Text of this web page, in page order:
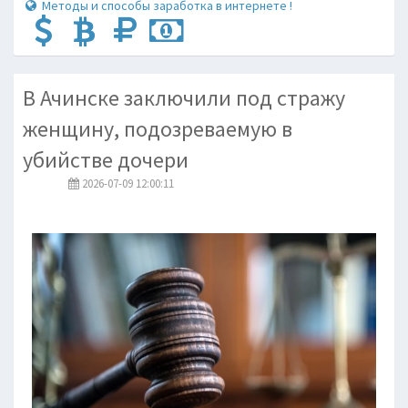
Методы и способы заработка в интернете !
В Ачинске заключили под стражу
женщину, подозреваемую в
убийстве дочери
2026-07-09 12:00:11